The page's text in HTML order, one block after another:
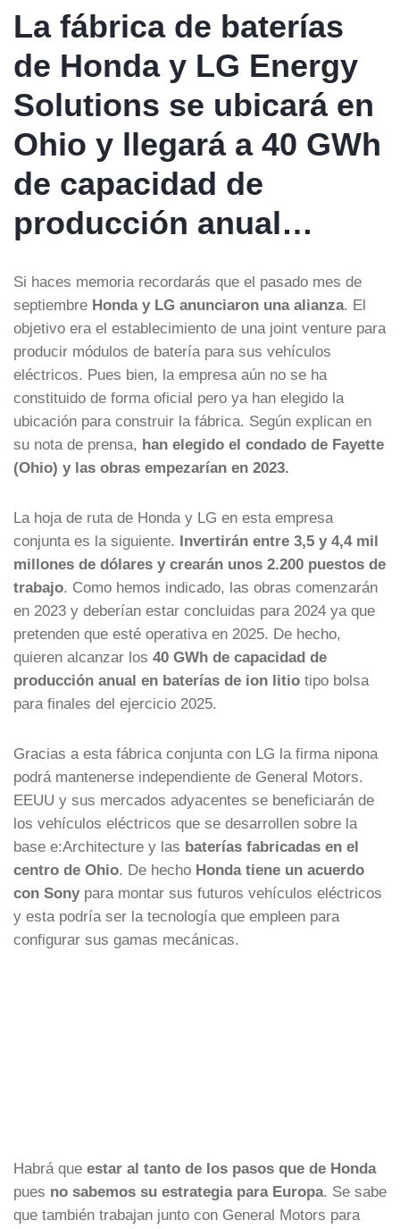
La fábrica de baterías
de Honda y LG Energy
Solutions se ubicará en
Ohio y llegará a 40 GWh
de capacidad de
producción anual…
Si haces memoria recordarás que el pasado mes de
septiembre Honda y LG anunciaron una alianza. El
objetivo era el establecimiento de una joint venture para
producir módulos de batería para sus vehículos
eléctricos. Pues bien, la empresa aún no se ha
constituido de forma oficial pero ya han elegido la
ubicación para construir la fábrica. Según explican en
su nota de prensa, han elegido el condado de Fayette
(Ohio) y las obras empezarían en 2023.
La hoja de ruta de Honda y LG en esta empresa
conjunta es la siguiente. Invertirán entre 3,5 y 4,4 mil
millones de dólares y crearán unos 2.200 puestos de
trabajo. Como hemos indicado, las obras comenzarán
en 2023 y deberían estar concluidas para 2024 ya que
pretenden que esté operativa en 2025. De hecho,
quieren alcanzar los 40 GWh de capacidad de
producción anual en baterías de ion litio tipo bolsa
para finales del ejercicio 2025.
Gracias a esta fábrica conjunta con LG la firma nipona
podrá mantenerse independiente de General Motors.
EEUU y sus mercados adyacentes se beneficiarán de
los vehículos eléctricos que se desarrollen sobre la
base e:Architecture y las baterías fabricadas en el
centro de Ohio. De hecho Honda tiene un acuerdo
con Sonypara montar sus futuros vehículos eléctricos
y esta podría ser la tecnología que empleen para
configurar sus gamas mecánicas.
Habrá que estar al tanto de los pasos que de Honda
pues no sabemos su estrategia para Europa. Se sabe
que también trabajan junto con General Motors para